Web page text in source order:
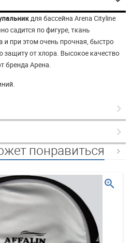
для бассейна Arena Cityline
садится по фигуре, ткань
и при этом очень прочная, быстро
защиту от хлора. Высокое качество
бренда Арена.
понравиться
zoom_in